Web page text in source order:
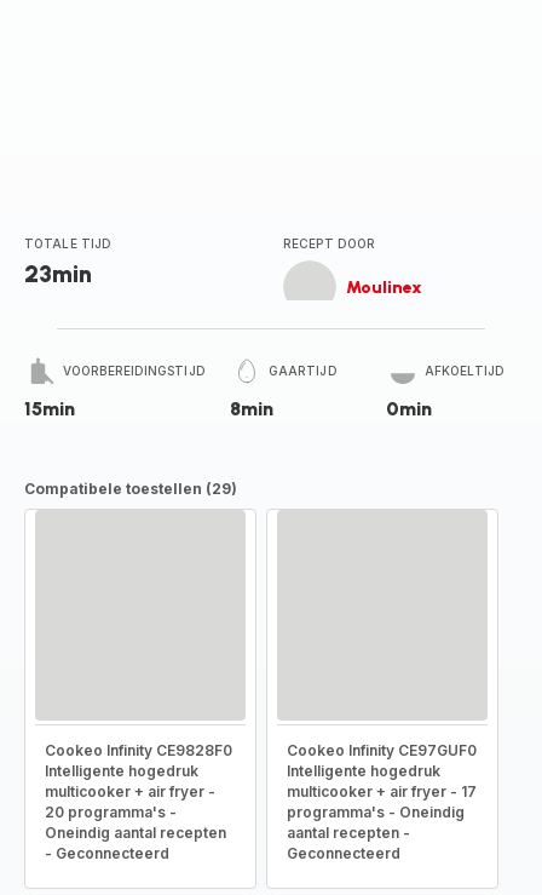
TOTALE TIJD
23min
RECEPT DOOR
Moulinex
VOORBEREIDINGSTIJD
15min
GAARTIJD
8min
AFKOELTIJD
0min
Compatibele toestellen (29)
Cookeo Infinity CE9828F0
Intelligente hogedruk
multicooker + air fryer -
20 programma's -
Oneindig aantal recepten
- Geconnecteerd
Cookeo Infinity CE97GUF0
Intelligente hogedruk
multicooker + air fryer - 17
programma's - Oneindig
aantal recepten -
Geconnecteerd